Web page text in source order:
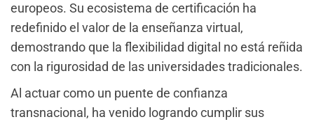
europeos. Su ecosistema de certificación ha
redefinido el valor de la enseñanza virtual,
demostrando que la flexibilidad digital no está reñida
con la rigurosidad de las universidades tradicionales.
Al actuar como un puente de confianza
transnacional, ha venido logrando cumplir sus